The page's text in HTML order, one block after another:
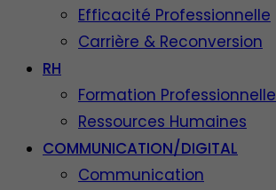
Efficacité Professionnelle
Carrière & Reconversion
RH
Formation Professionnelle
Ressources Humaines
COMMUNICATION/DIGITAL
Communication